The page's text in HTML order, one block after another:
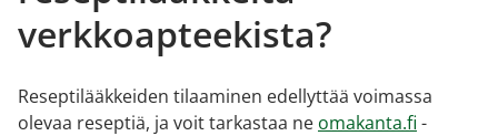
verkkoapteekista?
Reseptilääkkeiden tilaaminen edellyttää voimassa
olevaa reseptiä, ja voit tarkastaa ne omakanta.fi -